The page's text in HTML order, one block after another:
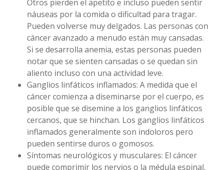
Otros pierden el apetito e incluso pueden sentir
náuseas por la comida o dificultad para tragar.
Pueden volverse muy delgados. Las personas con
cáncer avanzado a menudo están muy cansadas.
Si se desarrolla anemia, estas personas pueden
notar que se sienten cansadas o se quedan sin
aliento incluso con una actividad leve.
Ganglios linfáticos inflamados: A medida que el
cáncer comienza a diseminarse por el cuerpo, es
posible que se disemine a los ganglios linfáticos
cercanos, que se hinchan. Los ganglios linfáticos
inflamados generalmente son indoloros pero
pueden sentirse duros o gomosos.
Síntomas neurológicos y musculares: El cáncer
puede comprimir los nervios o la médula espinal,